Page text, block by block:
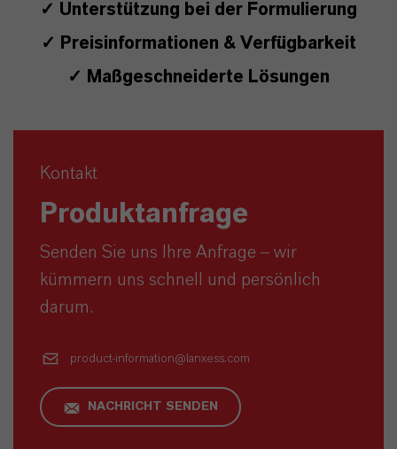
✓ Unterstützung bei der Formulierung
✓ Preisinformationen & Verfügbarkeit
✓ Maßgeschneiderte Lösungen
Kontakt
Produktanfrage
Senden Sie uns Ihre Anfrage – wir
kümmern uns schnell und persönlich
darum.
product-information@lanxess.com
NACHRICHT SENDEN